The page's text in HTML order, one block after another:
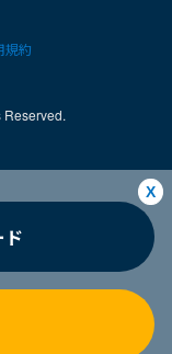
規約
X